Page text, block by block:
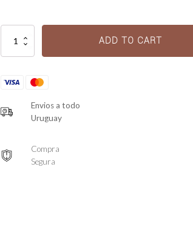
Fluidéaliste
quantity
ADD TO CART
Envios a todo
Uruguay
Compra
Segura